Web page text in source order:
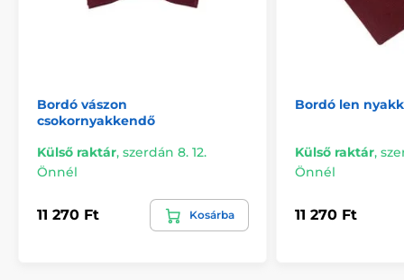
Bordó vászon
csokornyakkendő
Külső raktár, szerdán 8. 12.
Önnél
11 270 Ft Kosárba
Bordó len
Külső raktár,
Önnél
11 270 Ft